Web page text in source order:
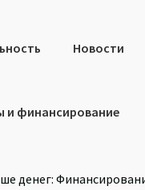
Новости
и финансирование
денег: